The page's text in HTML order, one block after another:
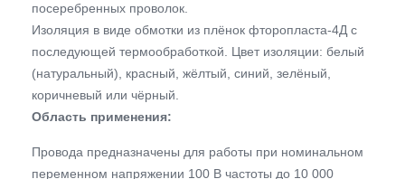
посеребренных проволок.
Изоляция в виде обмотки из плёнок фторопласта-4Д с
последующей термообработкой. Цвет изоляции: белый
(натуральный), красный, жёлтый, синий, зелёный,
коричневый или чёрный.
Область применения:
Провода предназначены для работы при номинальном
переменном напряжении 100 В частоты до 10 000